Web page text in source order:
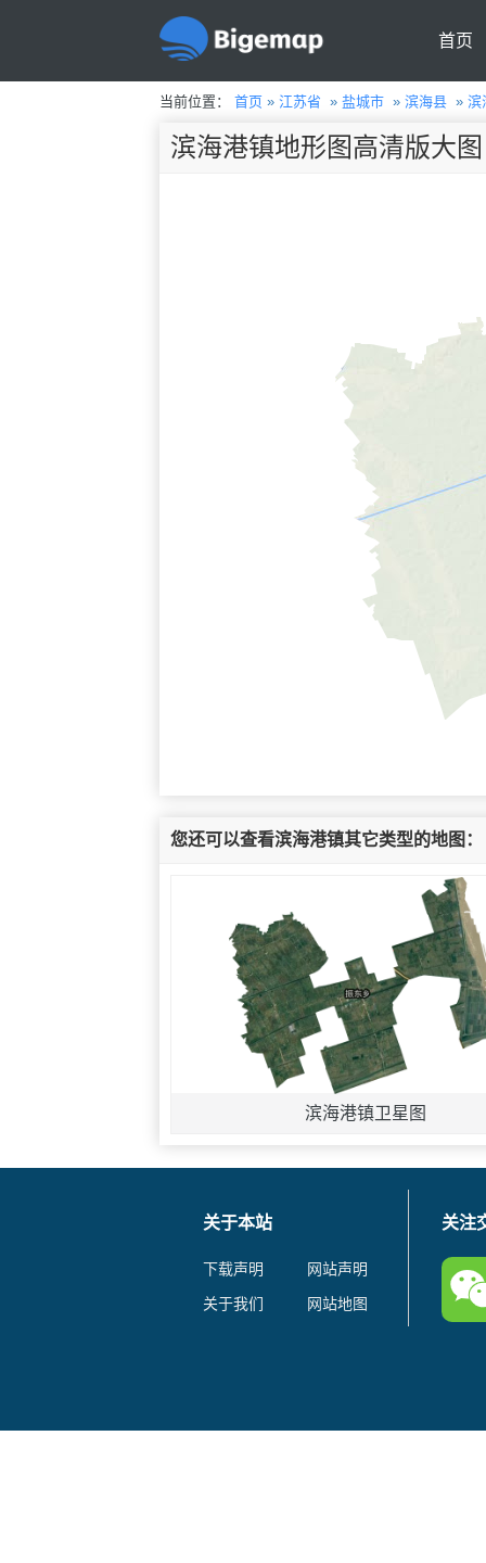
首页
当前位置： 首页» 江苏省 » 盐城市» 滨海县» 滨
滨海港镇地形图高清版大图
您还可以查看滨海港镇其它类型的地图：
滨海港镇卫星图
关于本站
下载声明
网站声明
关于我们
网站地图
关注